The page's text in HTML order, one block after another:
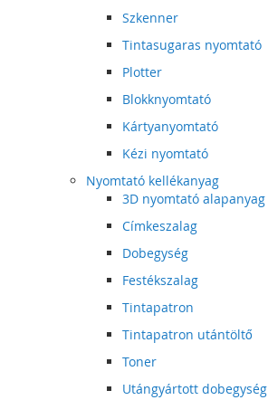
Szkenner
Tintasugaras nyomtató
Plotter
Blokknyomtató
Kártyanyomtató
Kézi nyomtató
Nyomtató kellékanyag
3D nyomtató alapanyag
Címkeszalag
Dobegység
Festékszalag
Tintapatron
Tintapatron utántöltő
Toner
Utángyártott dobegység